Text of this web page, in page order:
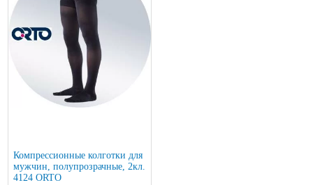
Компрессионные колготки для
мужчин, полупрозрачные, 2кл.
4124 ORTO